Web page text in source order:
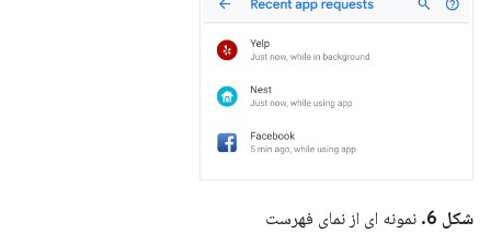
شکل 6. نمونه ای از نمای فهرست